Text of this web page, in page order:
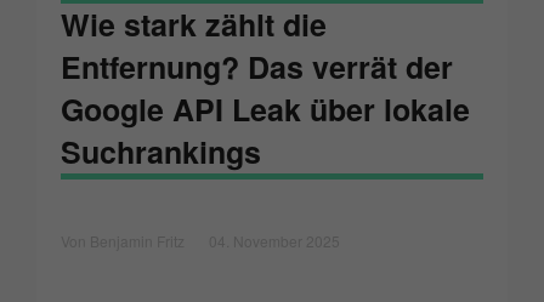
Wie stark zählt die
Entfernung? Das verrät der
Google API Leak über lokale
Suchrankings